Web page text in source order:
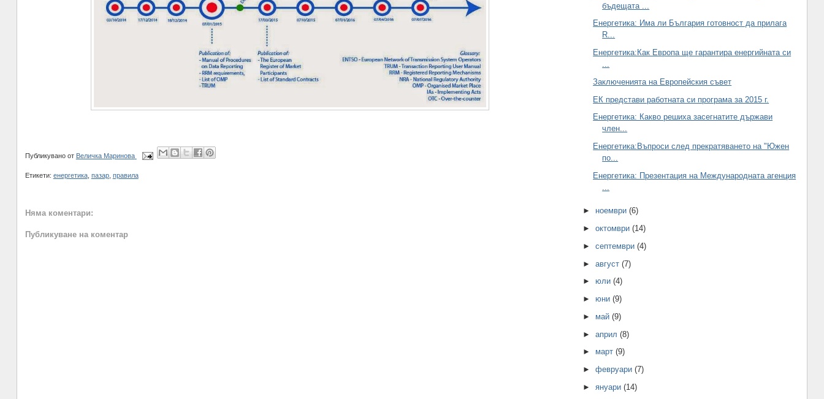
Публикувано от Величка Маринова
Етикети: енергетика, пазар, правила
Няма коментари:
Публикуване на коментар
бъдещата ...
Енергетика: Има ли България готовност да прилага
R...
Енергетика:Как Европа ще гарантира енергийната си
...
Заключенията на Европейския съвет
ЕК представи работната си програма за 2015 г.
Енергетика: Какво решиха засегнатите държави
член...
Енергетика:Въпроси след прекратяването на "Южен
по...
Енергетика: Презентация на Международната агенция
► ноември(6)
►октомври(14)
►септември(4)
►август(7)
► юли(4)
► юни(9)
► май(9)
►април(8)
► март(9)
►февруари(7)
►януари(14)